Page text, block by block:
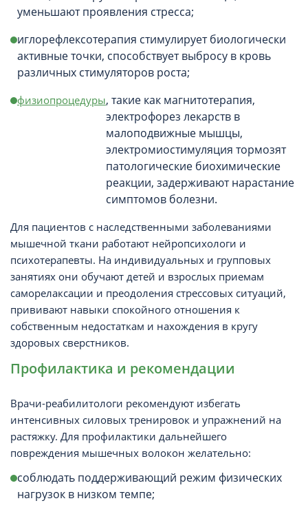
уменьшают проявления стресса;
иглорефлексотерапия стимулирует биологически
активные точки, способствует выбросу в кровь
различных стимуляторов роста;
физиопроцедуры, такие как магнитотерапия,
электрофорез лекарств в
малоподвижные мышцы,
электромиостимуляция тормозят
патологические биохимические
реакции, задерживают нарастание
симптомов болезни.
Для пациентов с наследственными заболеваниями
мышечной ткани работают нейропсихологи и
психотерапевты. На индивидуальных и групповых
занятиях они обучают детей и взрослых приемам
саморелаксации и преодоления стрессовых ситуаций,
прививают навыки спокойного отношения к
собственным недостаткам и нахождения в кругу
здоровых сверстников.
Профилактика и рекомендации
Врачи-реабилитологи рекомендуют избегать
интенсивных силовых тренировок и упражнений на
растяжку. Для профилактики дальнейшего
повреждения мышечных волокон желательно:
соблюдать поддерживающий режим физических
нагрузок в низком темпе;